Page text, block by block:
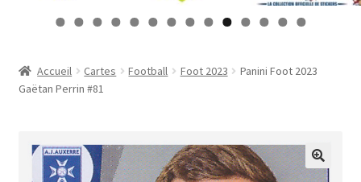
Contact
Mon compte
Panier
0 1 2 3 4
Accueil Cartes Football Foot 2023
Panini Foot 2023
Gaëtan Perrin #81